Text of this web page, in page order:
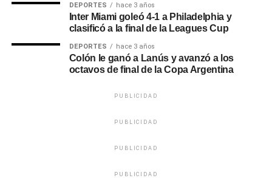
brasileños con gol de Marinho. De todas formas, ambos
quedaron eliminados en esa instancia.
Los dos volvieron a medirse en 1985, en un amistoso
disputado en el Mineirão que terminó 1-1. Más allá de que
la estadística marca que fue empate, aquella jornada fue
positiva para el conjunto argentino, ya que se impuso en la
DEPORTES hace 3 años
Inter Miami goleó 4-1 a Philadelphia y
clasificó a la final de la Leagues Cup
DEPORTES hace 3 años
Colón le ganó a Lanús y avanzó a los
octavos de final de la Copa Argentina
PUBLICIDAD
PUBLICIDAD
PUBLICIDAD
PUBLICIDAD